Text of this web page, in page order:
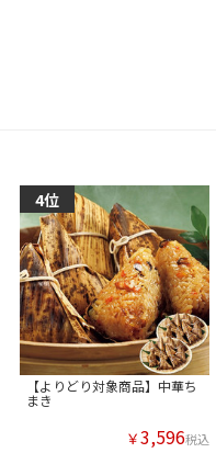
【よりどり対象商品】中華ち
まき
￥3,596税込